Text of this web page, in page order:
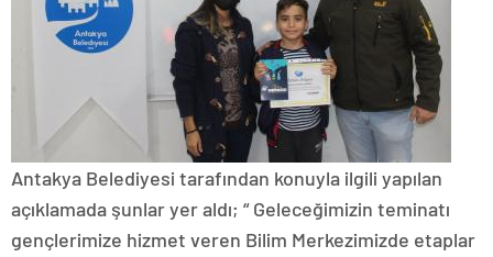
Antakya Belediyesi tarafından konuyla ilgili yapılan
açıklamada şunlar yer aldı; “ Geleceğimizin teminatı
gençlerimize hizmet veren Bilim Merkezimizde etaplar